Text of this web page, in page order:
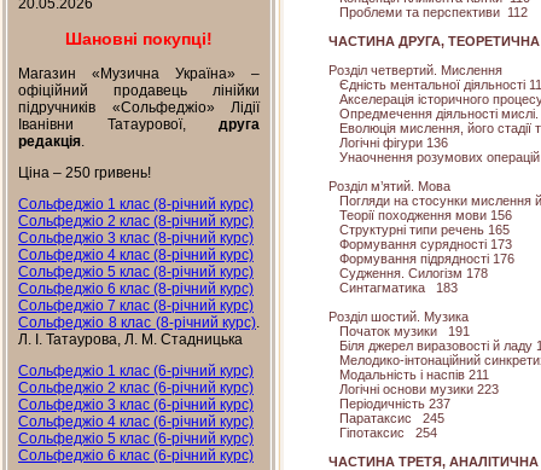
20.05.2026
Шановні покупці!
Магазин «Музична Україна» –
офіційний продавець лінійки
підручників «Сольфеджіо» Лідії
Іванівни Татаурової, друга
редакція.
Ціна – 250 гривень!
Сольфеджіо 1 клас (8-річний курс)
Сольфеджіо 2 клас (8-річний курс)
Сольфеджіо 3 клас (8-річний курс)
Сольфеджіо 4 клас (8-річний курс)
Сольфеджіо 5 клас (8-річний курс)
Сольфеджіо 6 клас (8-річний курс)
Сольфеджіо 7 клас (8-річний курс)
Сольфеджіо 8 клас (8-річний курс).
Л. І. Татаурова, Л. М. Стадницька
Сольфеджіо 1 клас (6-річний курс)
Сольфеджіо 2 клас (6-річний курс)
Сольфеджіо 3 клас (6-річний курс)
Сольфеджіо 4 клас (6-річний курс)
Сольфеджіо 5 клас (6-річний курс)
Сольфеджіо 6 клас (6-річний курс)
Проблеми та перспективи 112
ЧАСТИНА ДРУГА, ТЕОРЕТИЧНА
Розділ четвертий. Мислення
Єдність ментальної діяльності
Акселерація історичного
Опредмечення діяльності мислі.
Еволюція мислення, його стадії
Логічні фігури 136
Унаочнення розумових
Розділ м’ятий. Мова
Погляди на стосунки мислення
Теорії походження мови 156
Структурні типи речень 165
Формування сурядності 173
Формування підрядності 176
Судження. Силогізм 178
Синтагматика
183
Розділ шостий. Музика
Початок музики
191
Біля джерел виразовості й ладу
Мелодико-інтонаційний
Модальність і наспів 211
Логічні основи музики 223
Періодичність 237
Паратаксис
245
Гіпотаксис
254
ЧАСТИНА ТРЕТЯ, АНАЛІТИЧНА